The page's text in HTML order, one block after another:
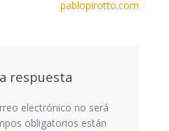
pablopirotto.com
respuesta
electrónico no será
obligatorios están